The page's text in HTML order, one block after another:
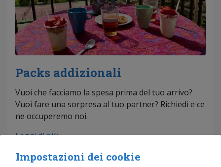
Packs addizionali
Vuoi che facciamo la spesa prima del tuo arrivo?
Vuoi fare una sorpresa al tuo partner? Richiedi e ce
ne occuperemo noi.
Leggi di più
Impostazioni dei cookie